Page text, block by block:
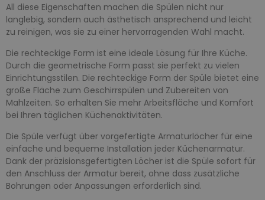
All diese Eigenschaften machen die Spülen nicht nur
langlebig, sondern auch ästhetisch ansprechend und leicht
zu reinigen, was sie zu einer hervorragenden Wahl macht.
Die rechteckige Form ist eine ideale Lösung für Ihre Küche.
Durch die geometrische Form passt sie perfekt zu vielen
Einrichtungsstilen. Die rechteckige Form der Spüle bietet eine
große Fläche zum Geschirrspülen und Zubereiten von
Mahlzeiten. So erhalten Sie mehr Arbeitsfläche und Komfort
bei Ihren täglichen Küchenaktivitäten.
Die Spüle verfügt über vorgefertigte Armaturlöcher für eine
einfache und bequeme Installation jeder Küchenarmatur.
Dank der präzisionsgefertigten Löcher ist die Spüle sofort für
den Anschluss der Armatur bereit, ohne dass zusätzliche
Bohrungen oder Anpassungen erforderlich sind.